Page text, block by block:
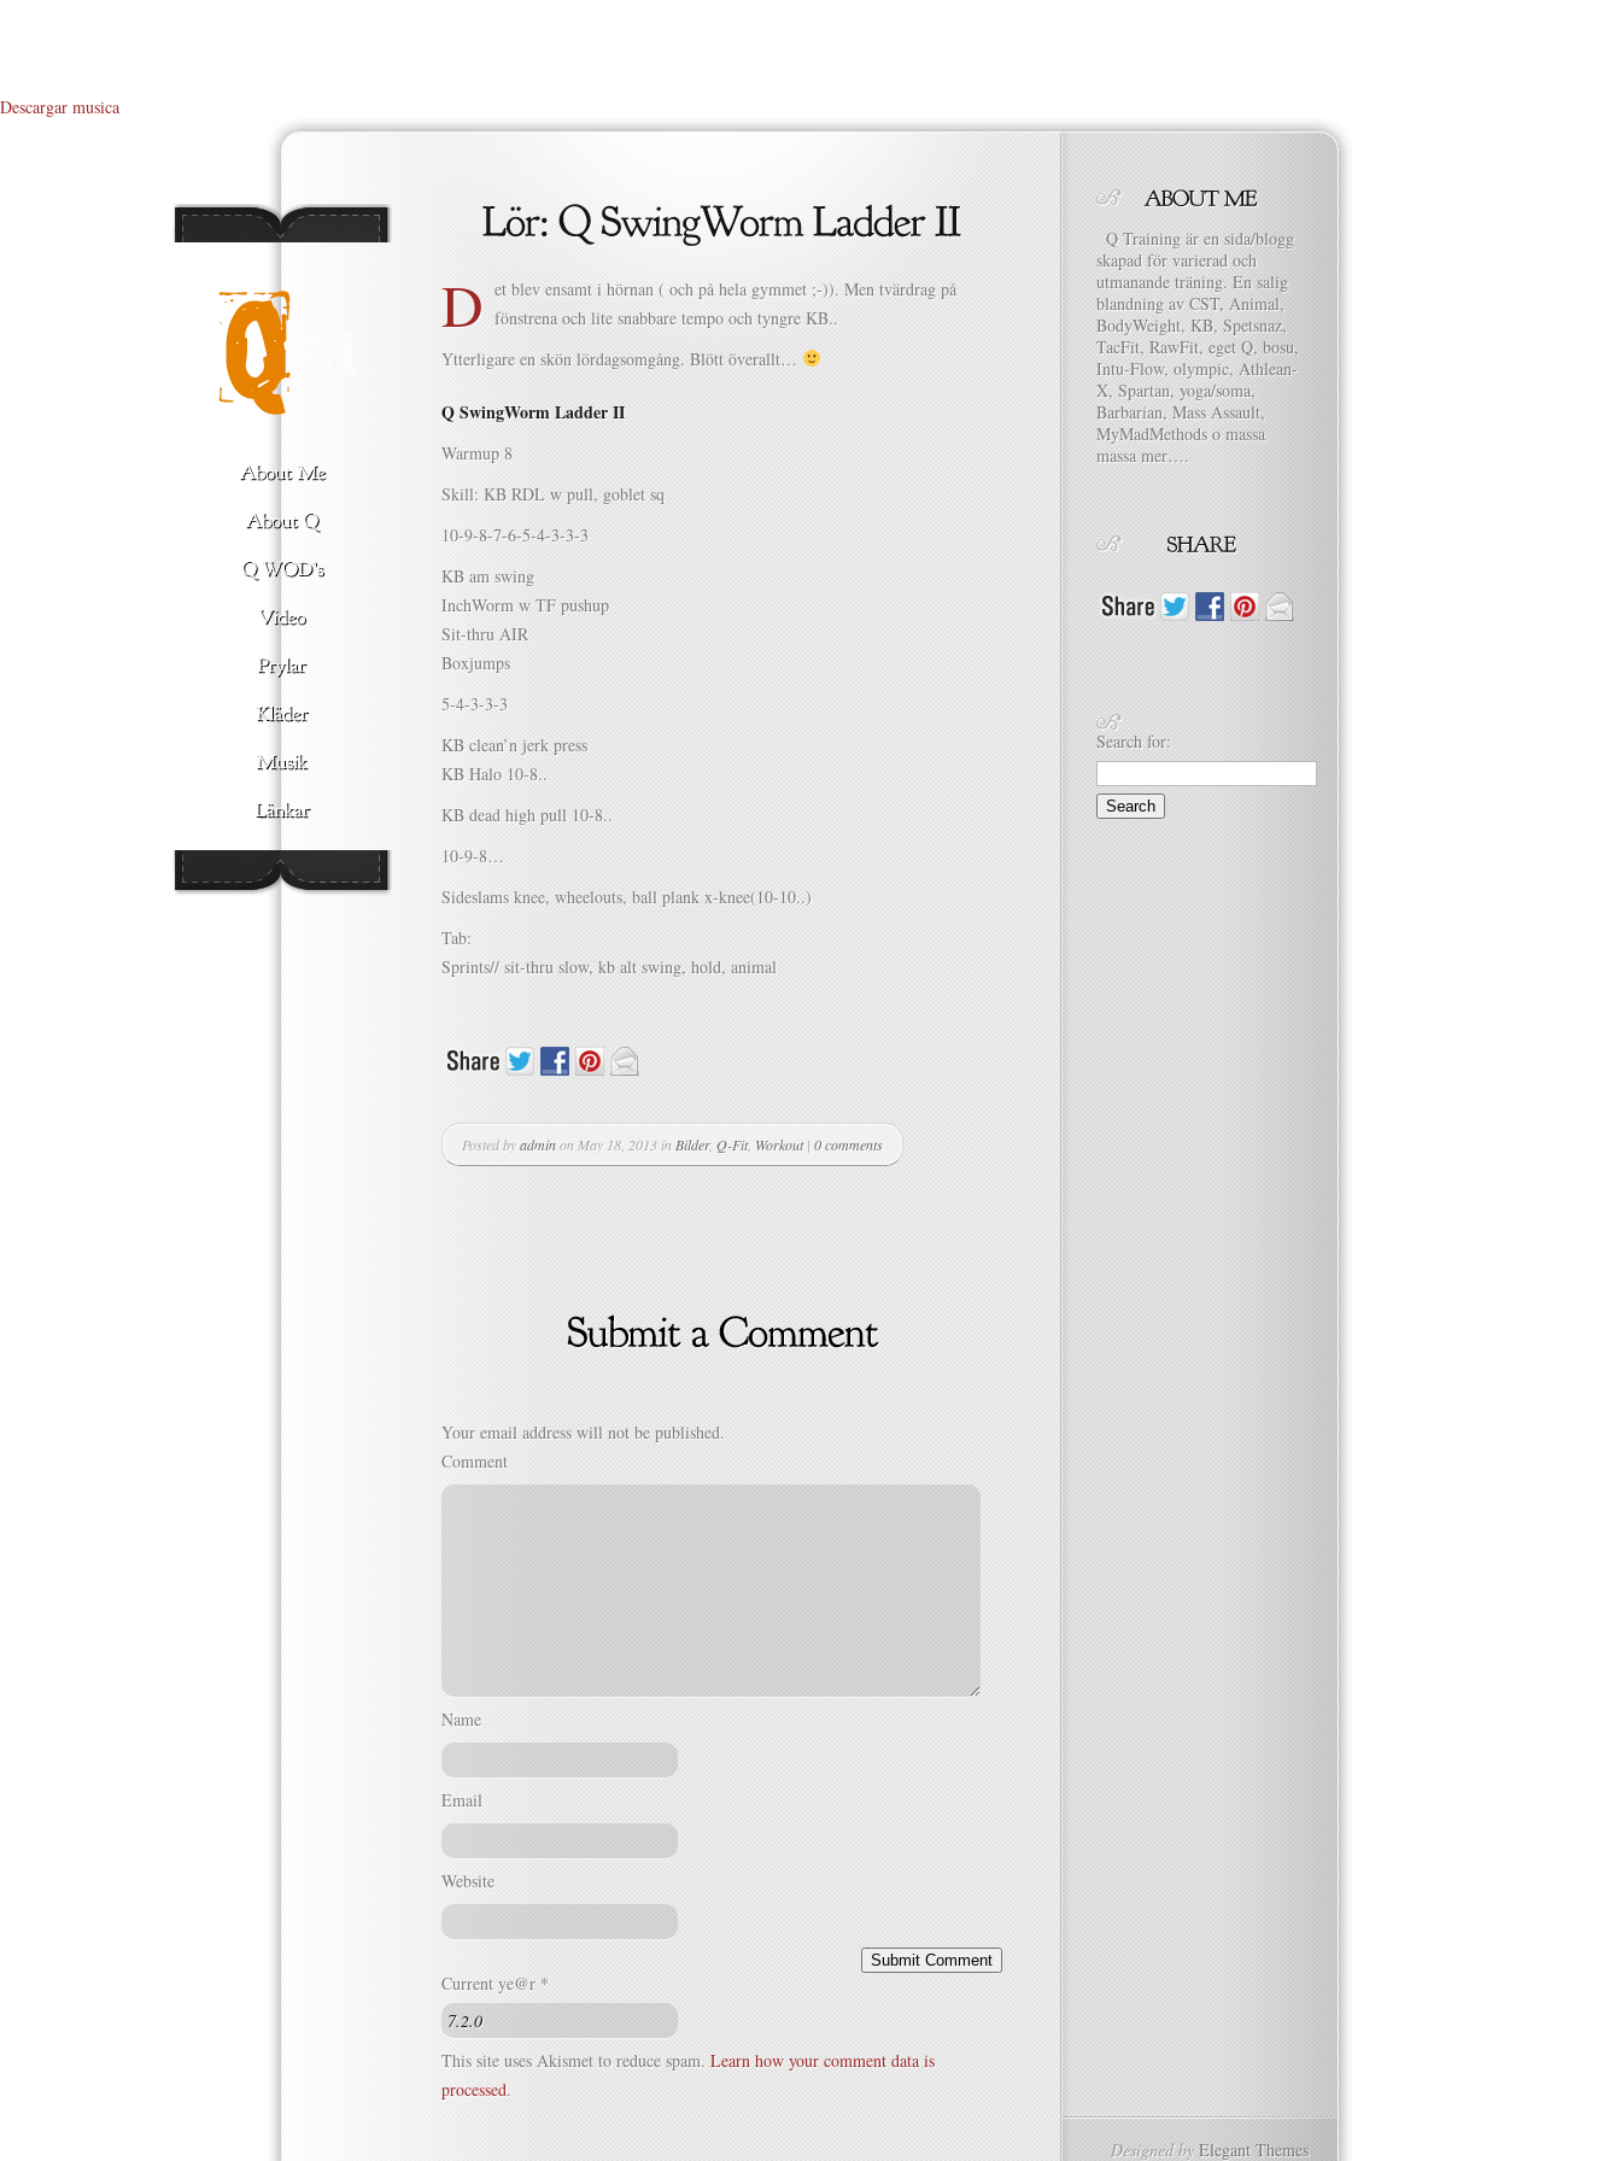
Descargar musica
D et blev ensamt i hörnan ( och på hela gymmet ;-)). Men tvärdrag på
fönstrena och lite snabbare tempo och tyngre KB..
Ytterligare en skön lördagsomgång. Blött överallt…
Q SwingWorm Ladder II
Warmup 8
Skill: KB RDL w pull, goblet sq
10-9-8-7-6-5-4-3-3-3
KB am swing
InchWorm w TF pushup
Sit-thru AIR
Boxjumps
5-4-3-3-3
KB clean’n jerk press
KB Halo 10-8..
KB dead high pull 10-8..
10-9-8…
Sideslams knee, wheelouts, ball plank x-knee(10-10..)
Tab:
Sprints// sit-thru slow, kb alt swing, hold, animal
Posted byadminon May 18, 2013 in Bilder, Q-Fit, Workout| 0 comments
Your email address will not be published.
Comment
Name
Email
Website
Current ye@r *
This site uses Akismet to reduce spam. Learn how your comment data is
processed.
Q Training är en sida/blogg
skapad för varierad och
utmanande träning. En salig
blandning av CST, Animal,
BodyWeight, KB, Spetsnaz,
TacFit, RawFit, eget Q, bosu,
Intu-Flow, olympic, Athlean-
X, Spartan, yoga/soma,
Barbarian, Mass Assault,
MyMadMethods o massa
massa mer….
Search for:
Designed byElegant Themes